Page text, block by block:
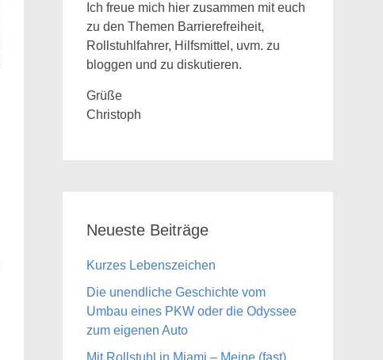
Ich freue mich hier zusammen mit euch
zu den Themen Barrierefreiheit,
Rollstuhlfahrer, Hilfsmittel, uvm. zu
bloggen und zu diskutieren.
Grüße
Christoph
Neueste Beiträge
Kurzes Lebenszeichen
Die unendliche Geschichte vom
Umbau eines PKW oder die Odyssee
zum eigenen Auto
Mit Rollstuhl in Miami – Meine (fast)